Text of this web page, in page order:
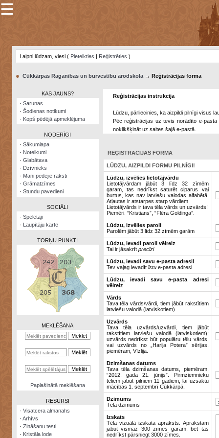
×
Šodienas
notikumi
Visatcera
almanahs
Arhīvs
Zināšanu
kalkulators
Nomētātās
☰
Laipni lūdzam, viesi ( Pieteikties | Reģistrēties )
● Cūkkārpas Raganības un burvestību arodskola→ Reģistrācijas forma
KAS JAUNS?
· Sarunas
· Šodienas notikumi
· Kopš pēdējā apmeklējuma
NODERĪGI
· Sākumlapa
· Noteikumi
· Glabātava
· Dzīvnieks
· Mani pēdējie raksti
· Grāmatzīmes
· Stundu pavedieni
SOCIĀLI
· Spēlētāji
· Laupītāju karte
TORŅU PUNKTI
MEKLĒŠANA
Paplašinātā meklēšana
RESURSI
· Visatcera almanahs
· Arhīvs
· Zināšanu testi
· Kristāla lode
Reģistrācijas instrukcija
Lūdzu, pārliecinies, ka aizpildi pilnīgi visus
Pēc reģistrācijas uz tevis norādīto e-
noklikšķināt uz saites šajā e-pastā.
REĢISTRĀCIJAS FORMA
LŪDZU, AIZPILDI FORMU PILNĪGI!
Lūdzu, izvēlies lietotājvārdu
Lietotājvārdam jābūt 3 līdz 32 zīmēm
garam, tas nedrīkst saturēt ciparus vai
burtus, kas nav latviešu valodas alfabētā.
Atļautas ir atstarpes starp vārdiem.
Lietotājvārds ir tava tēla vārds un uzvārds!
Piemēri: “Kristians”, “Flēra Goldinga”.
Lūdzu, izvēlies paroli
Parolēm jābūt 3 līdz 32 zīmēm garām
Lūdzu, ievadi paroli vēlreiz
Tai ir jāsakrīt precīzi
Lūdzu, ievadi savu e-pasta adresi!
Tev vajag ievadīt īstue-pasta adresi
Lūdzu, ievadi savu e-pasta adresi
vēlreiz
Vārds
Tava tēla vārds/vārdi, tiem jābūt rakstītiem
latviešu valodā (latviskotiem).
Uzvārds
Tava tēla uzvārds/uzvārdi, tiem jābūt
rakstītiem latviešu valodā (latviskotiem);
uzvārds nedrīkst būt populāru tēlu vārds,
vai uzvārds no „Harija Potera” sērijas,
piemēram, Vīzlija.
Dzimšanas datums
Tava tēla dzimšanas datums, piemēram,
“2012. gada 21. jūnijs”. Pirmziemnieku
tēliem jābūt pilniem 11 gadiem, lai uzsāktu
mācības 1. septembrī Cūkkārpā.
Dzimums
Tēla dzimums
Izskats
Tēla vizuālā izskata apraksts. Aprakstam
jābūt vismaz 300 zīmes garam, bet tas
nedrīkst pārsniegt 3000 zīmes.